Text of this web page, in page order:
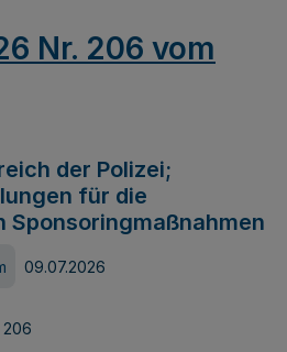
Nr. 206 vom
der Polizei;
für die
Sponsoringmaßnahmen
09.07.2026
206